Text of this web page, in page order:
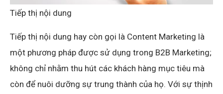
Tiếp thị nội dung
Tiếp thị nội dung hay còn gọi là Content Marketing là
một phương pháp được sử dụng trong B2B Marketing;
không chỉ nhằm thu hút các khách hàng mục tiêu mà
còn để nuôi dưỡng sự trung thành của họ. Với sự thịnh